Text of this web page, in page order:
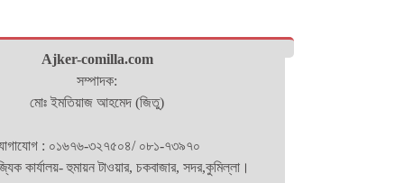
Ajker-comilla.com
সম্পাদক:
মোঃ ইমতিয়াজ আহমেদ (জিতু)
: ০১৬৭৬-৩২৭৫০৪/ ০৮১-৭৩৯৭০
কার্যালয়- হুমায়ন টাওয়ার, চকবাজার, সদর,কুমিল্লা।